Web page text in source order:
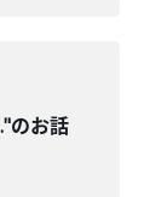
のお話